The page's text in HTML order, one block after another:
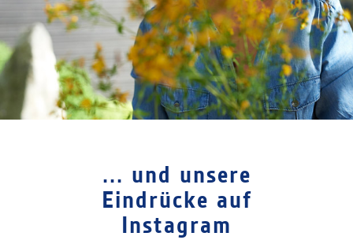
... und unsere
Eindrücke auf
Instagram